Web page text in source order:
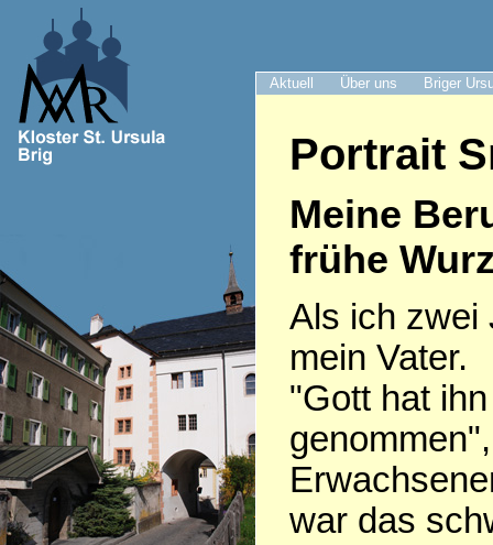
Aktuell Über uns Briger
Portrait
Meine
frühe
Als ich zwei
mein Vater.
"Gott hat
war das